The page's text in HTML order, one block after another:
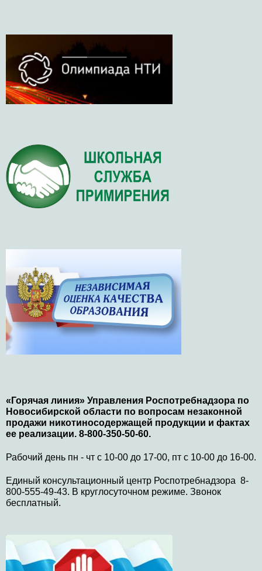
«Горячая линия» Управления Роспотребнадзора по
Новосибирской области по вопросам незаконной
продажи никотиносодержащей продукции и фактах
ее реализации. 8-800-350-50-60.
Рабочий день пн - чт с 10-00 до 17-00, пт с 10-00 до 16-00.
Единый консультационный центр Роспотребнадзора 8-
800-555-49-43. В круглосуточном режиме. Звонок
бесплатный.